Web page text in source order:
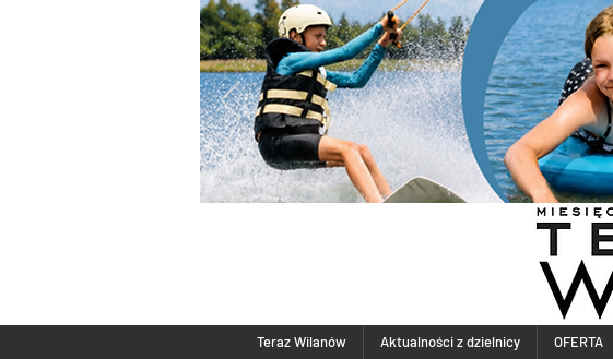
Teraz Wilanów Aktualności z dzielnicy OFERTA